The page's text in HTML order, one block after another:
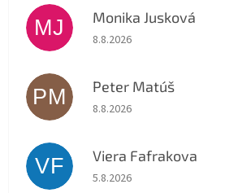
MJ Monika Jusková
Hodnotenie obchodu je 5 z 5
8.8.2026
PM Peter Matúš
Hodnotenie obchodu je 5 z 5
8.8.2026
VF Viera Fafrakova
Hodnotenie obchodu je 5 z 5
5.8.2026